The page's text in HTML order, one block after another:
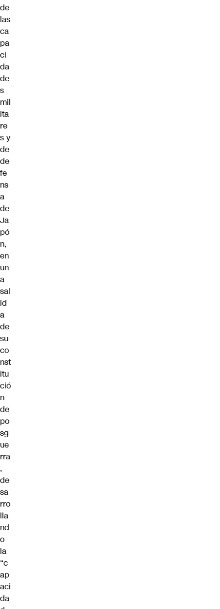
de
las
ca
pa
ci
da
de
s
mil
ita
re
s y
de
de
fe
ns
a
de
Ja
pó
n,
en
un
a
sal
id
a
de
su
co
nst
itu
ció
n
de
po
sg
ue
rra
,
de
sa
rro
lla
nd
o
la
“c
ap
aci
da